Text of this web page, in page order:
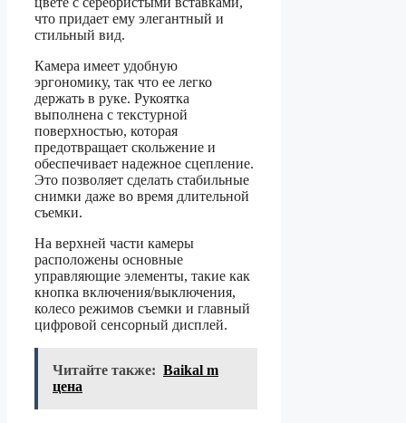
что придает ему элегантный и
стильный вид.
Камера имеет удобную
эргономику, так что ее легко
держать в руке. Рукоятка
выполнена с текстурной
поверхностью, которая
предотвращает скольжение и
обеспечивает надежное сцепление.
Это позволяет сделать стабильные
снимки даже во время длительной
съемки.
На верхней части камеры
расположены основные
управляющие элементы, такие как
кнопка включения/выключения,
колесо режимов съемки и главный
цифровой сенсорный дисплей.
Читайте также: Baikal m
цена